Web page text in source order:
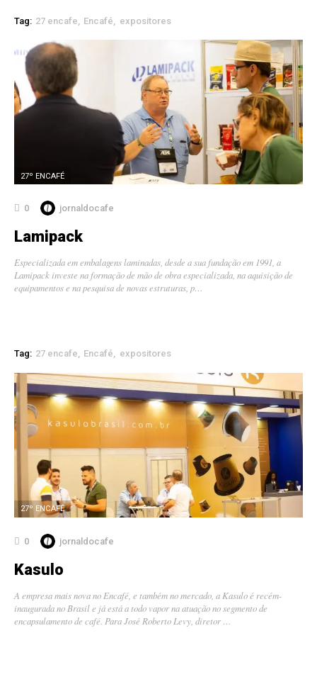
Tag: 27 encafe Encafé expositores
27º ENCAFÉ
0 jornaldocafe
Lamipack
Especializada em embalagens laminadas, desde a sua fundação em 1991, a
Lamipack investe na formação de mão de obra especializada, na aquisição de
equipamentos e na pesquisa de novas estruturas, p…
Tag: 27 encafe Encafé expositores
27º ENCAFÉ
0 jornaldocafe
Kasulo
A empresa mais nova no Encafé, e também no mercado, a Kasulo é recém-
inaugurada no Brasil e já está a todo vapor na atuação no segmento de
encapsulamento de café. Para José Roberto Levy, diretor …